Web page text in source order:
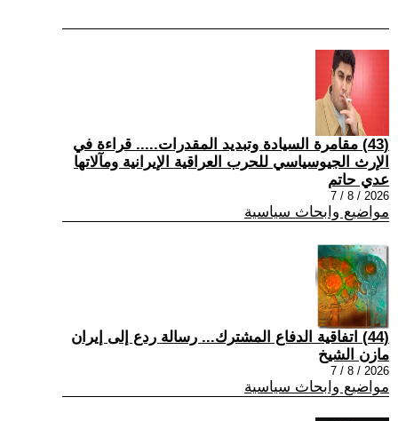
(43) مقامرة السيادة وتبديد المقدرات..... قراءة في
الإرث الجيوسياسي للحرب العراقية الإيرانية ومآلاتها
عدي حاتم
2026 / 8 / 7
مواضيع وابحاث سياسية
(44) اتفاقية الدفاع المشترك... رسالة ردع إلى إيران
مازن الشيخ
2026 / 8 / 7
مواضيع وابحاث سياسية